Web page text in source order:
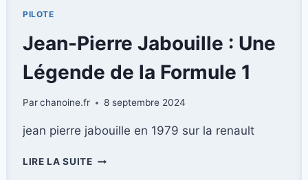
PILOTE
Jean-Pierre Jabouille : Une
Légende de la Formule 1
Parchanoine.fr 8 septembre 2024
jean pierre jabouille en 1979 sur la renault
LIRE LA SUITEJEAN-